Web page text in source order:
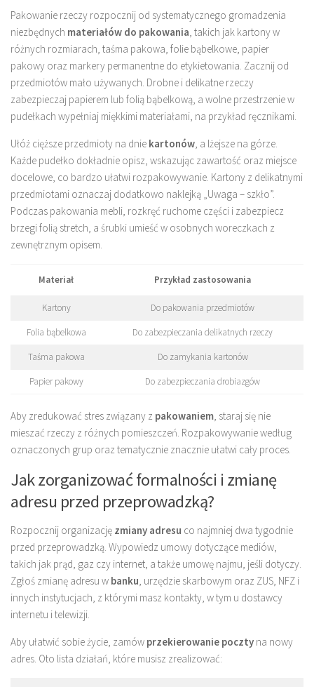
Pakowanie rzeczy rozpocznij od systematycznego gromadzenia
niezbędnych materiałów do pakowania , takich jak kartony w
różnych rozmiarach, taśma pakowa, folie bąbelkowe, papier
pakowy oraz markery permanentne do etykietowania. Zacznij od
przedmiotów mało używanych. Drobne i delikatne rzeczy
zabezpieczaj papierem lub folią bąbelkową, a wolne przestrzenie w
pudełkach wypełniaj miękkimi materiałami, na przykład ręcznikami.
Ułóż cięższe przedmioty na dnie kartonów , a lżejsze na górze.
Każde pudełko dokładnie opisz, wskazując zawartość oraz miejsce
docelowe, co bardzo ułatwi rozpakowywanie. Kartony z delikatnymi
przedmiotami oznaczaj dodatkowo naklejką „Uwaga – szkło”.
Podczas pakowania mebli, rozkręć ruchome części i zabezpiecz
brzegi folią stretch, a śrubki umieść w osobnych woreczkach z
zewnętrznym opisem.
Materiał Przykład zastosowania
Kartony Do pakowania przedmiotów
Folia bąbelkowa Do zabezpieczania delikatnych rzeczy
Taśma pakowa Do zamykania kartonów
Papier pakowy Do zabezpieczania drobiazgów
Aby zredukować stres związany z pakowaniem, staraj się nie
mieszać rzeczy z różnych pomieszczeń. Rozpakowywanie według
oznaczonych grup oraz tematycznie znacznie ułatwi cały proces.
Jak zorganizować formalności i zmianę
adresu przed przeprowadzką?
Rozpocznij organizację zmiany adresu co najmniej dwa tygodnie
przed przeprowadzką. Wypowiedz umowy dotyczące mediów,
takich jak prąd, gaz czy internet, a także umowę najmu, jeśli dotyczy.
Zgłoś zmianę adresu w banku, urzędzie skarbowym oraz ZUS, NFZ i
innych instytucjach, z którymi masz kontakty, w tym u dostawcy
internetu i telewizji.
Aby ułatwić sobie życie, zamów przekierowanie poczty na nowy
adres. Oto lista działań, które musisz zrealizować: